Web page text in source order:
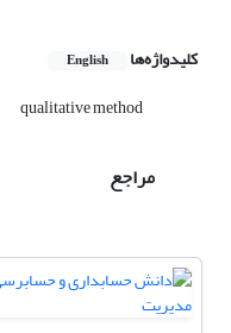
کلیدواژه‌ها English
qualitative method
مراجع